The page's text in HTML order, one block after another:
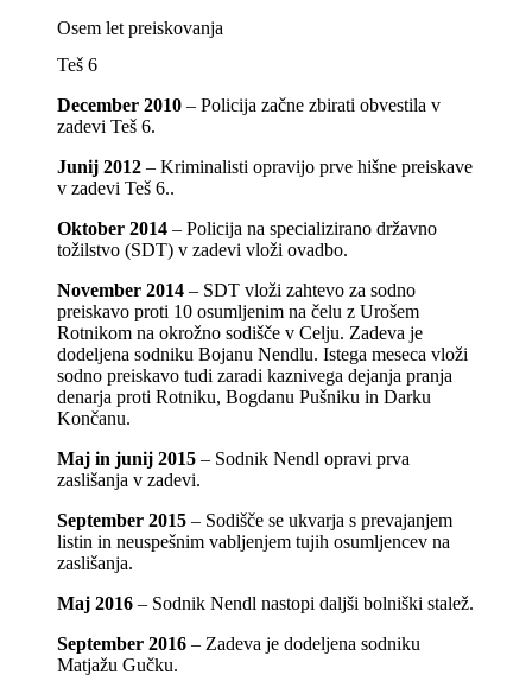
Osem let preiskovanja
Teš 6
December 2010 – Policija začne zbirati obvestila v
zadevi Teš 6.
Junij 2012 – Kriminalisti opravijo prve hišne preiskave
v zadevi Teš 6..
Oktober 2014 – Policija na specializirano državno
tožilstvo (SDT) v zadevi vloži ovadbo.
November 2014 – SDT vloži zahtevo za sodno
preiskavo proti 10 osumljenim na čelu z Urošem
Rotnikom na okrožno sodišče v Celju. Zadeva je
dodeljena sodniku Bojanu Nendlu. Istega meseca vloži
sodno preiskavo tudi zaradi kaznivega dejanja pranja
denarja proti Rotniku, Bogdanu Pušniku in Darku
Končanu.
Maj in junij 2015 – Sodnik Nendl opravi prva
zaslišanja v zadevi.
September 2015 – Sodišče se ukvarja s prevajanjem
listin in neuspešnim vabljenjem tujih osumljencev na
zaslišanja.
Maj 2016 – Sodnik Nendl nastopi daljši bolniški stalež.
September 2016 – Zadeva je dodeljena sodniku
Matjažu Gučku.